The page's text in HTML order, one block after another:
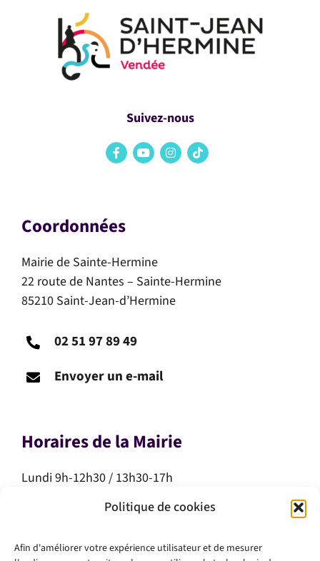
Politique de cookies
Afin d'améliorer votre expérience utilisateur et de mesurer
Suivez-nous
Coordonnées
Mairie de Sainte-Hermine
22 route de Nantes – Sainte-Hermine
85210 Saint-Jean-d’Hermine
02 51 97 89 49
Envoyer un e-mail
Horaires de la Mairie
Lundi 9h-12h30 / 13h30-17h
Mercredi 9h-12h30
Vendredi 9h-12h30 / 13h30-17h